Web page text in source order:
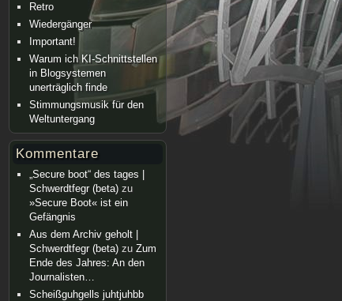
Retro
Wiedergänger
Important!
Warum ich KI-Schnittstellen
in Blogsystemen
unerträglich finde
Stimmungsmusik für den
Weltuntergang
Kommentare
„Secure boot“ des tages |
Schwerdtfegr (beta)zu
»Secure Boot« ist ein
Gefängnis
Aus dem Archiv geholt |
Schwerdtfegr (beta)zu Zum
Ende des Jahres: An den
Journalisten…
Scheißguhgells juhtjuhbb